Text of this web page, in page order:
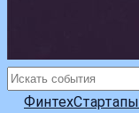
Поиск
ФинтехСтартапы